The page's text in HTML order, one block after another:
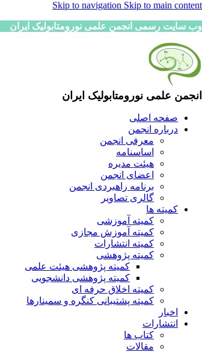
Skip to navigation Skip to main content
وب سایت رسمی انجمن علمی نورومتابولیک ایران
انجمن علمی نورومتابولیک ایران
صفحه اصلی
درباره انجمن
معرفی انجمن
اساسنامه
هیئت مدیره
اعضای انجمن
برنامه راهبردی انجمن
گالری تصاویر
کمیته ها
کمیته آموزشی
کمیته آموزش مجازی
کمیته انتشارات
کمیته پژوهشی
کمیته پژوهشی هیئت علمی
کمیته پژوهشی دانشجویی
کمیته اخلاق حرفه ای
کمیته پشتیبانی کنگره و سمینارها
اخبار
انتشارات
کتاب ها
مقالات